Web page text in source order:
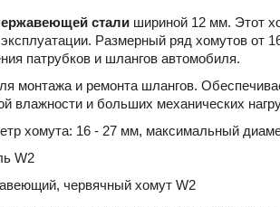
стали шириной 12 мм. Этот
Размерный ряд хомутов от
патрубков и шлангов автомобиля.
монтажа и ремонта шлангов.
влажности и больших механических
хомута: 16 - 27 мм, максимальный
W2
червячный хомут W2